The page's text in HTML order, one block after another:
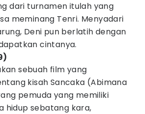
dari turnamen itulah yang
meminang Tenri. Menyadari
Deni pun berlatih dengan
cintanya.
sebuah film yang
kisah Sancaka (Abimana
pemuda yang memiliki
hidup sebatang kara,